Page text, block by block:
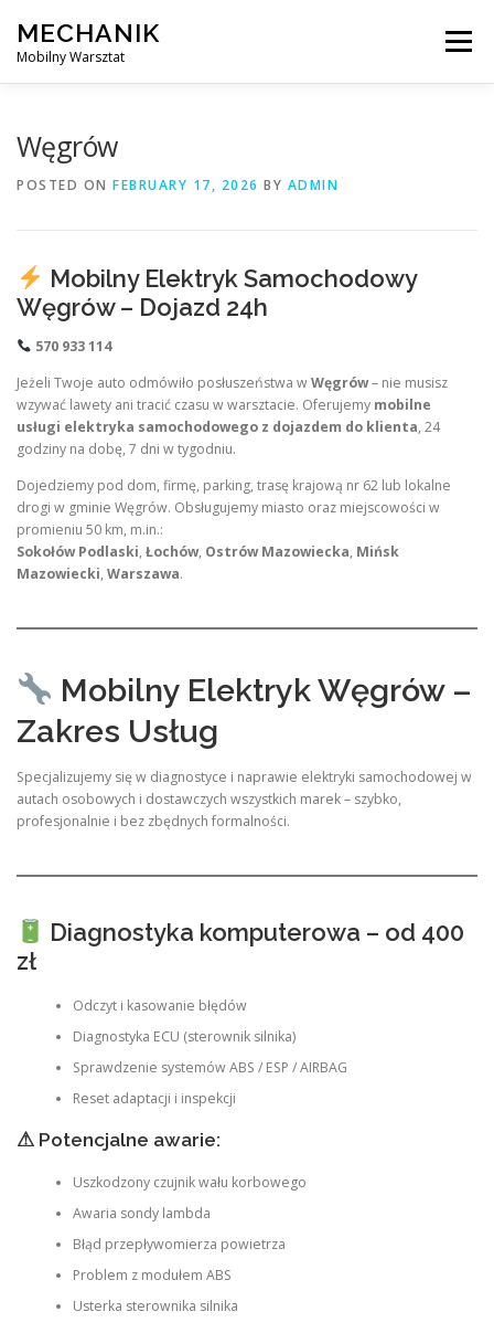
content
MECHANIK
Mobilny Warsztat
Menu
Węgrów
POSTED ON FEBRUARY 17, 2026 BY ADMIN
Mobilny Elektryk Samochodowy
Węgrów – Dojazd 24h
570 933 114
Jeżeli Twoje auto odmówiło posłuszeństwa wWęgrów– nie musisz
wzywać lawety ani tracić czasu w warsztacie. Oferujemy mobilne
usługi elektryka samochodowego z dojazdem do klienta, 24
godziny na dobę, 7 dni w tygodniu.
Dojedziemy pod dom, firmę, parking, trasę krajową nr 62 lub lokalne
drogi w gminie Węgrów. Obsługujemy miasto oraz miejscowości w
promieniu 50 km, m.in.:
Sokołów Podlaski, Łochów, Ostrów Mazowiecka, Mińsk
Mazowiecki, Warszawa.
Mobilny Elektryk Węgrów –
Zakres Usług
Specjalizujemy się w diagnostyce i naprawie elektryki samochodowej w
autach osobowych i dostawczych wszystkich marek – szybko,
profesjonalnie i bez zbędnych formalności.
Diagnostyka komputerowa – od 400
zł
Odczyt i kasowanie błędów
Diagnostyka ECU (sterownik silnika)
Sprawdzenie systemów ABS / ESP / AIRBAG
Reset adaptacji i inspekcji
⚠ Potencjalne awarie:
Uszkodzony czujnik wału korbowego
Awaria sondy lambda
Błąd przepływomierza powietrza
Problem z modułem ABS
Usterka sterownika silnika